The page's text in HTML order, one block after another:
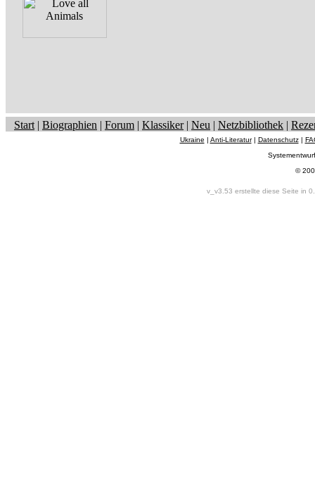
Start | Biographien | Forum | Klassiker| Neu | Netzbibliothek |
Ukraine | Anti-Literatur| Datenschutz|
©
v_v3.53 erstellte diese Seite in